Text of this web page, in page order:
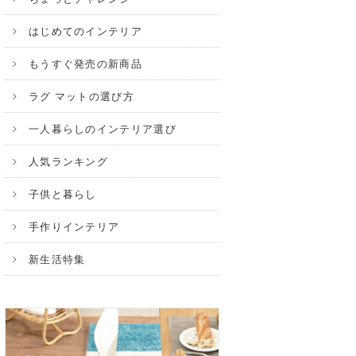
はじめてのインテリア
もうすぐ発売の新商品
ラグ マットの選び方
一人暮らしのインテリア選び
人気ランキング
子供と暮らし
手作りインテリア
新生活特集